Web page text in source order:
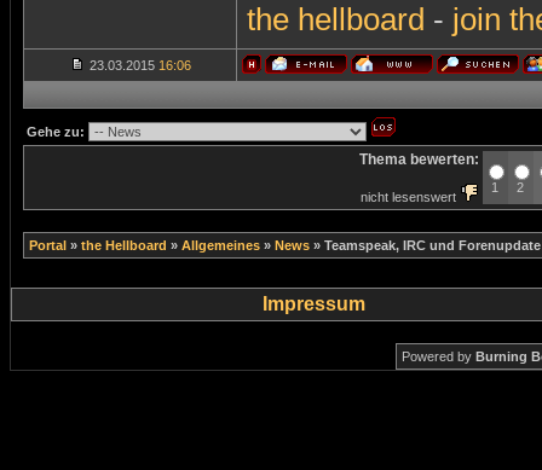
the hellboard - join
23.03.2015 16:06
Gehe zu:
Thema bewerten:
nicht lesenswert
1 2
Portal » the Hellboard » Allgemeines » News » Teamspeak, IRC und Forenupdate
Impressum
Powered by Burning